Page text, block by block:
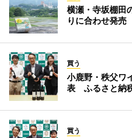
横瀬・寺坂棚田
りに合わせ発売
買う
小鹿野・秩父ワ
表 ふるさと納
買う